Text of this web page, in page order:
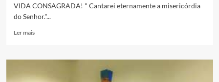
VIDA CONSAGRADA! " Cantarei eternamente a misericórdia
do Senhor."...
Ler maisLeia
Irmã
NAZARÉ